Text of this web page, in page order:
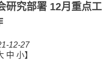
研究部署 12月重点工
12-27
中 小】